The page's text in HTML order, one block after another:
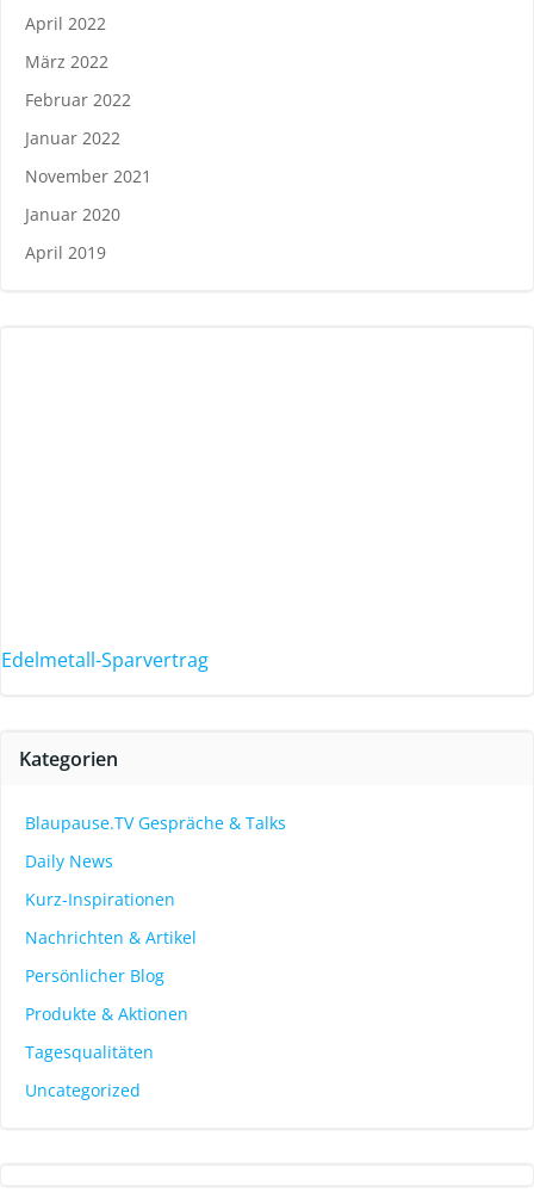
April 2022
März 2022
Februar 2022
Januar 2022
November 2021
Januar 2020
April 2019
Edelmetall-Sparvertrag
Kategorien
Blaupause.TV Gespräche & Talks
Daily News
Kurz-Inspirationen
Nachrichten & Artikel
Persönlicher Blog
Produkte & Aktionen
Tagesqualitäten
Uncategorized